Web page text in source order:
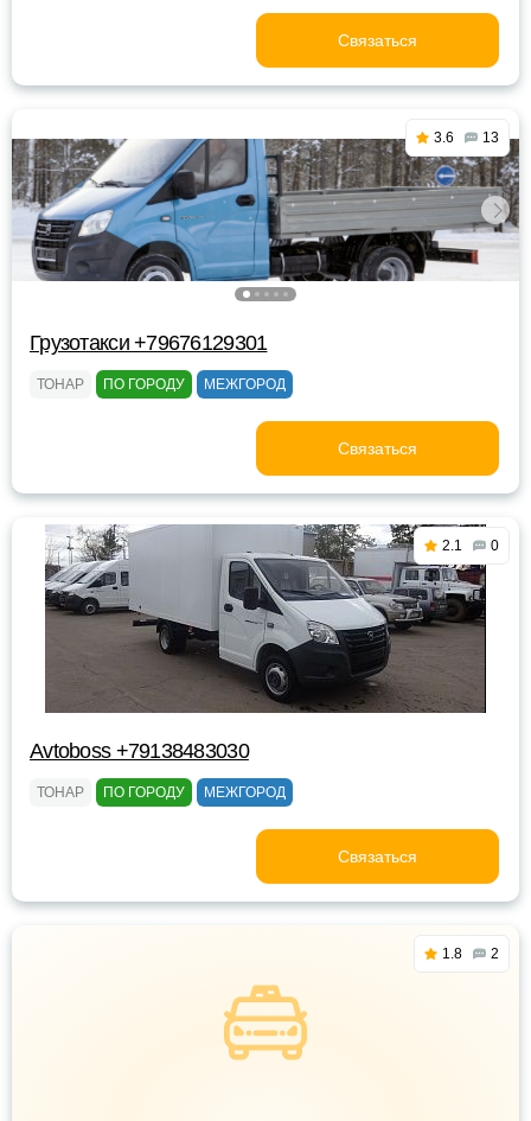
Связаться
3.6 13
Грузотакси +79676129301
ТОНАР ПО ГОРОДУ МЕЖГОРОД
Связаться
2.1 0
Avtoboss +79138483030
ТОНАР ПО ГОРОДУ МЕЖГОРОД
Связаться
1.8 2